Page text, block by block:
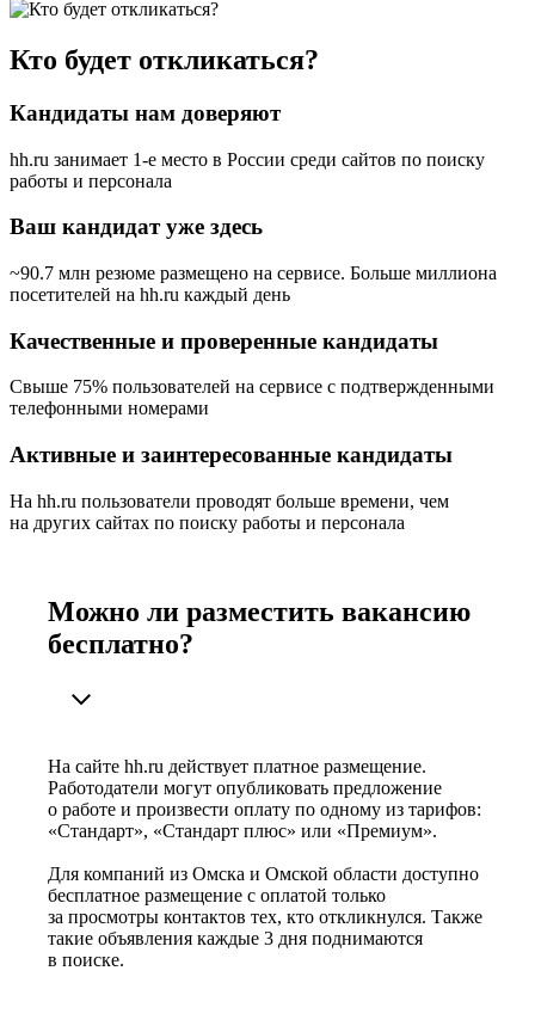
Кто будет откликаться?
Кандидаты нам доверяют
hh.ru занимает 1-е место в России среди сайтов по поиску
работы и персонала
Ваш кандидат уже здесь
~90.7 млн резюме размещено на сервисе. Больше миллиона
посетителей на hh.ru каждый день
Качественные и проверенные кандидаты
Свыше 75% пользователей на сервисе с подтвержденными
телефонными номерами
Активные и заинтересованные кандидаты
На hh.ru пользователи проводят больше времени, чем
на других сайтах по поиску работы и персонала
Можно ли разместить вакансию
бесплатно?
На сайте hh.ru действует платное размещение.
Работодатели могут опубликовать предложение
о работе и произвести оплату по одному из тарифов:
«Стандарт», «Стандарт плюс» или «Премиум».
Для компаний из Омска и Омской области доступно
бесплатное размещение с оплатой только
за просмотры контактов тех, кто откликнулся. Также
такие объявления каждые 3 дня поднимаются
в поиске.